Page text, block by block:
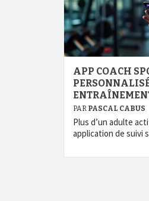
APP COACH
PAR PASCAL CABUS
Plus d’un adulte
application de suivi